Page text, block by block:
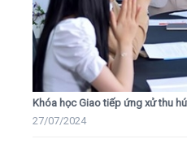
Khóa học Giao tiếp ứng xử thu
27/07/2024